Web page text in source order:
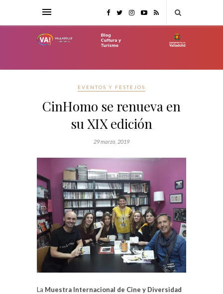
EVENTOS Y FESTEJOS
CinHomo se renueva en
su XIX edición
29 marzo, 2019
La Muestra Internacional de Cine y Diversidad